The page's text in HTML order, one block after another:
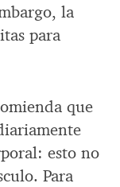
la
para
que
esto no
Para